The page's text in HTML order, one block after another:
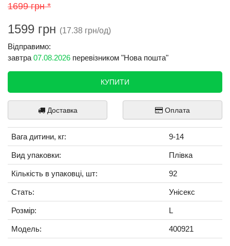
1699 грн *
1599 грн (17.38 грн/од)
Відправимо:
завтра 07.08.2026 перевізником "Нова пошта"
КУПИТИ
Доставка Оплата
Вага дитини, кг: 9-14
Вид упаковки: Плівка
Кількість в упаковці, шт: 92
Стать: Унісекс
Розмір: L
Модель: 400921